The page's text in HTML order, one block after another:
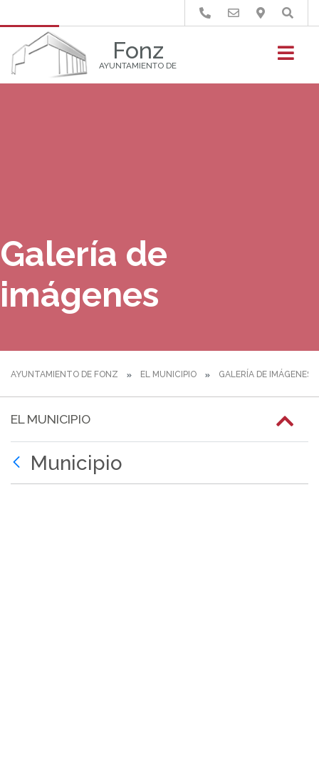
Fonz
AYUNTAMIENTO DE
Buscar
Galería de
imágenes
AYUNTAMIENTO DE FONZ EL MUNICIPIO GALERÍA DE IMÁGENES
EL MUNICIPIO
Municipio